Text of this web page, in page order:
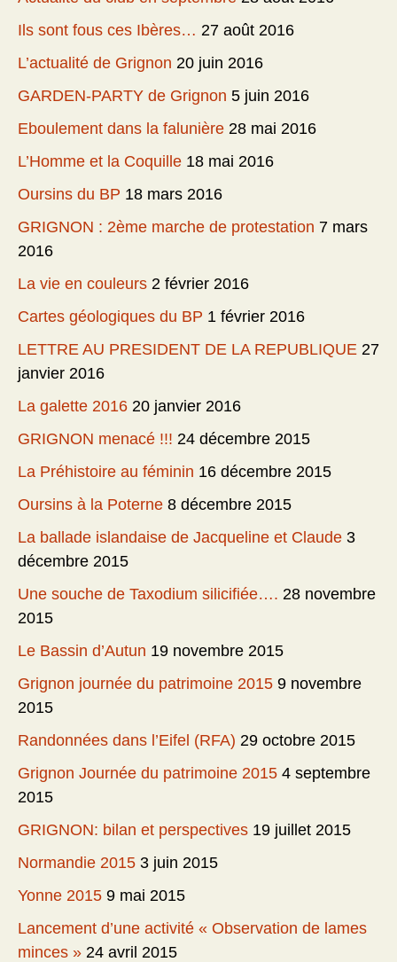
Ils sont fous ces Ibères… 27 août 2016
L’actualité de Grignon 20 juin 2016
GARDEN-PARTY de Grignon 5 juin 2016
Eboulement dans la falunière 28 mai 2016
L’Homme et la Coquille 18 mai 2016
Oursins du BP 18 mars 2016
GRIGNON : 2ème marche de protestation 7 mars
2016
La vie en couleurs 2 février 2016
Cartes géologiques du BP 1 février 2016
LETTRE AU PRESIDENT DE LA REPUBLIQUE 27
janvier 2016
La galette 2016 20 janvier 2016
GRIGNON menacé !!! 24 décembre 2015
La Préhistoire au féminin 16 décembre 2015
Oursins à la Poterne 8 décembre 2015
La ballade islandaise de Jacqueline et Claude 3
décembre 2015
Une souche de Taxodium silicifiée…. 28 novembre
2015
Le Bassin d’Autun 19 novembre 2015
Grignon journée du patrimoine 2015 9 novembre
2015
Randonnées dans l’Eifel (RFA) 29 octobre 2015
Grignon Journée du patrimoine 2015 4 septembre
2015
GRIGNON: bilan et perspectives 19 juillet 2015
Normandie 2015 3 juin 2015
Yonne 2015 9 mai 2015
Lancement d’une activité « Observation de lames
minces » 24 avril 2015